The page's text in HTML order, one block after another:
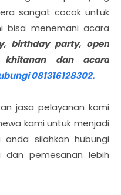
sangat cocok untuk
bisa menemani acara
birthday party, open
khitanan dan acara
081316128302.
jasa pelayanan kami
kami untuk menjadi
silahkan hubungi
dan pemesanan lebih